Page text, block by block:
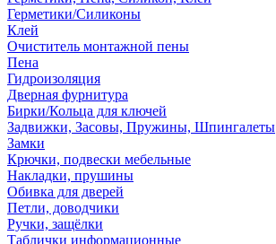
Герметики/Силиконы
Клей
Очиститель монтажной пены
Пена
Гидроизоляция
Дверная фурнитура
Бирки/Кольца для ключей
Задвижки, Засовы, Пружины, Шпингалеты
Замки
Крючки, подвески мебельные
Накладки, прушины
Обивка для дверей
Петли, доводчики
Ручки, защёлки
Таблички информационные